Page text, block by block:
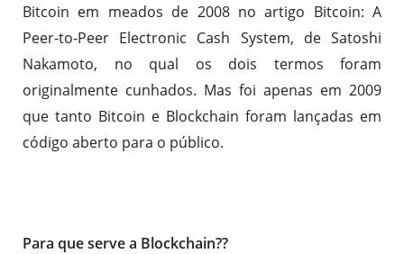
Bitcoin em meados de 2008 no artigo Bitcoin: A
Peer-to-Peer Electronic Cash System, de Satoshi
Nakamoto, no qual os dois termos foram
originalmente cunhados. Mas foi apenas em 2009
que tanto Bitcoin e Blockchain foram lançadas em
código aberto para o público.
Para que serve a Blockchain??